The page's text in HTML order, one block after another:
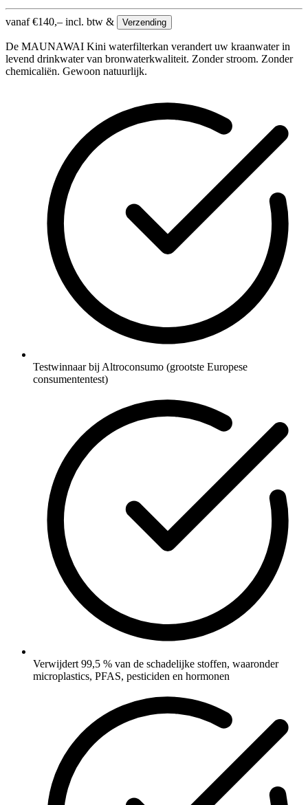
vanaf€140,– incl. btw & Verzending
De MAUNAWAI Kini waterfilterkan verandert uw kraanwater in
levend drinkwater van bronwaterkwaliteit. Zonder stroom. Zonder
chemicaliën. Gewoon natuurlijk.
Testwinnaar bij Altroconsumo (grootste Europese
consumententest)
Verwijdert 99,5 % van de schadelijke stoffen, waaronder
microplastics, PFAS, pesticiden en hormonen